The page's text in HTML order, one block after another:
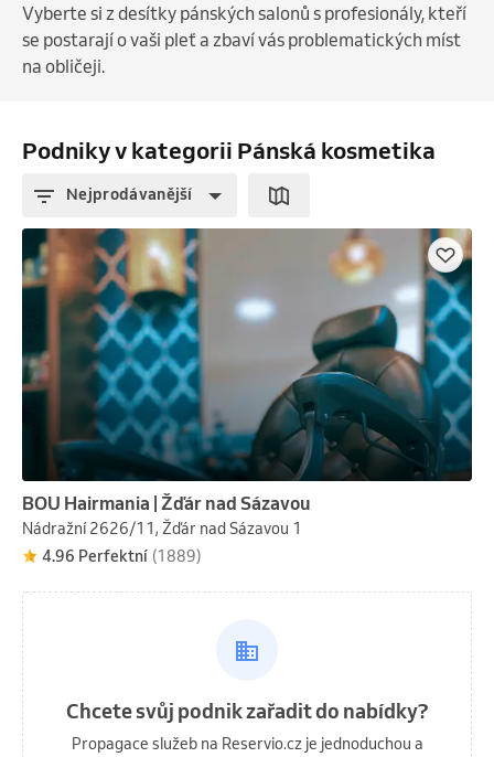
Vyberte si z desítky pánských salonů s profesionály, kteří
se postarají o vaši pleť a zbaví vás problematických míst
na obličeji.
Podniky v kategorii Pánská kosmetika
Nejprodávanější
BOU Hairmania | Žďár nad Sázavou
Nádražní 2626/11, Žďár nad Sázavou 1
4.96 Perfektní (1889)
Chcete svůj podnik zařadit do nabídky?
Propagace služeb na Reservio.cz je jednoduchou a